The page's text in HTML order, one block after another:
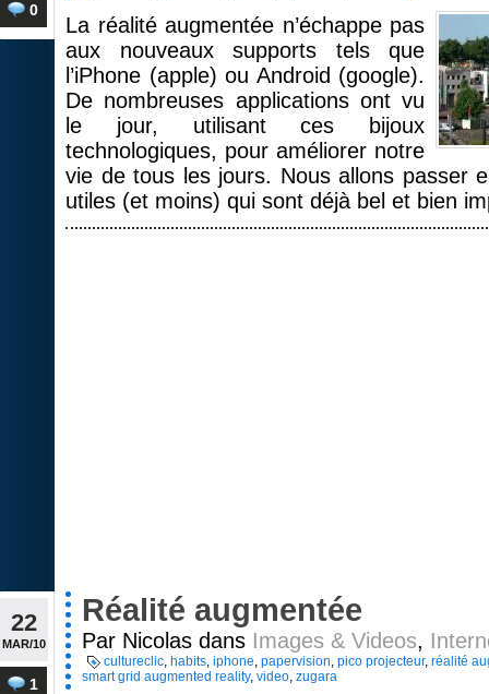
0
La réalité augmentée n’échappe pas
aux nouveaux supports tels que
l’iPhone (apple) ou Android (google).
De nombreuses applications ont vu
le jour, utilisant ces bijoux
technologiques, pour améliorer notre
vie de tous les jours. Nous allons passer
utiles (et moins) qui sont déjà bel et bien
Réalité augmentée
22
MAR/10
1
Par Nicolas dans Images & Videos,
cultureclic, habits, iphone, papervision, pico projecteur, réalité
smart grid augmented reality, video, zugara